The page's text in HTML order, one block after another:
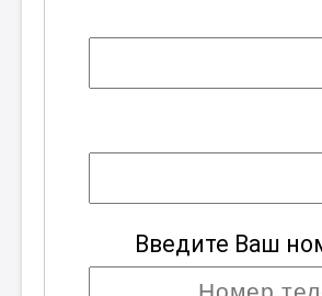
Введите Ваш